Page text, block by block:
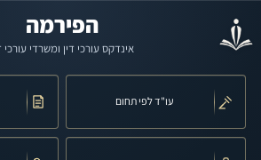
הפירמה
אינדקס עורכי דין ומשרדי עורכי
עו"ד לפי תחום